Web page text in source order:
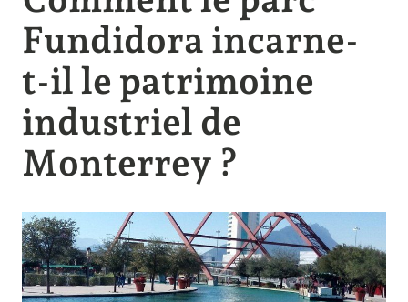
Fundidora incarne-
t-il le patrimoine
industriel de
Monterrey ?